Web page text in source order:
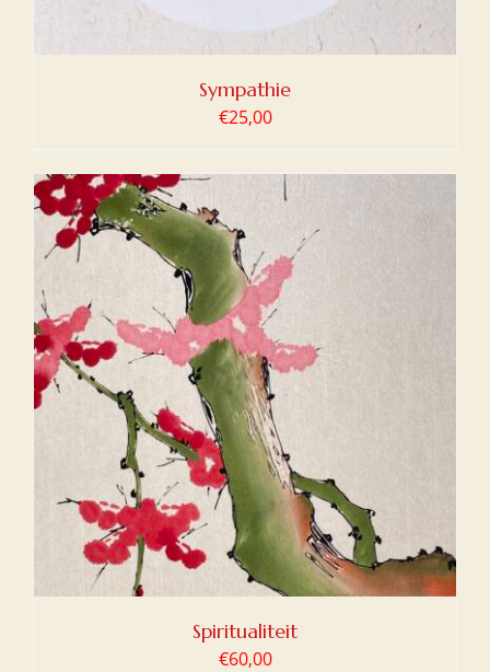
Sympathie
€25,00
Spiritualiteit
€60,00